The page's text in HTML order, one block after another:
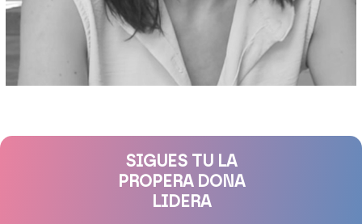
SIGUES TU LA
PROPERA DONA
LIDERA